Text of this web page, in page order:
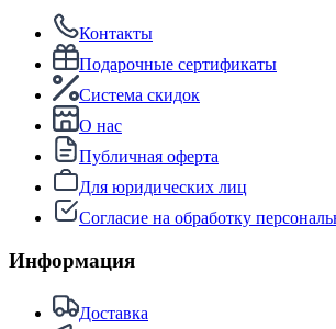
Контакты
Подарочные сертификаты
Система скидок
О нас
Публичная оферта
Для юридических лиц
Согласие на обработку
Информация
Доставка